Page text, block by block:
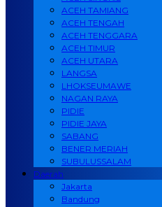
ACEH TAMIANG
ACEH TENGAH
ACEH TENGGARA
ACEH TIMUR
ACEH UTARA
LANGSA
LHOKSEUMAWE
NAGAN RAYA
PIDIE
PIDIE JAYA
SABANG
BENER MERIAH
SUBULUSSALAM
Daerah
Jakarta
Bandung